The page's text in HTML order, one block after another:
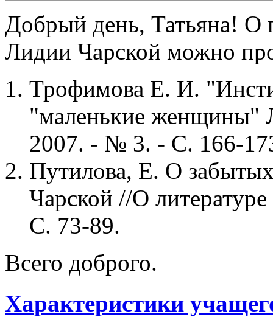
Добрый день, Татьяна! О
Лидии Чарской можно
Трофимова Е. И.
"маленькие
2007. - № 3. - С. 166-
Путилова, Е. О
Чарской //О
С. 73-89.
Всего доброго.
Характеристики